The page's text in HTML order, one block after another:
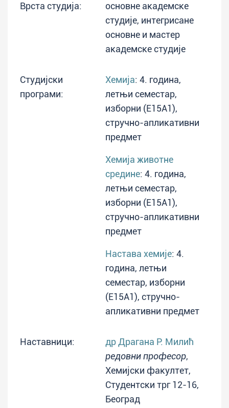
Врста студија:
основне академске
студије, интегрисане
основне и мастер
академске студије
Студијски
програми:
Хемија: 4. година,
летњи семестар,
изборни (E15A1),
стручно-апликативни
предмет
Хемија животне
средине: 4. година,
летњи семестар,
изборни (E15A1),
стручно-апликативни
предмет
Настава хемије: 4.
година, летњи
семестар, изборни
(E15A1), стручно-
апликативни предмет
Наставници:
др Драгана Р. Милић
редовни професор,
Хемијски факултет,
Студентски трг 12-16,
Београд